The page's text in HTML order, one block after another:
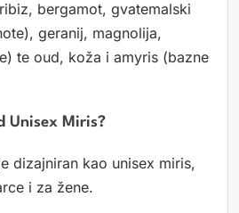
bergamot, gvatemalski
geranij, magnolija,
te oud, koža i amyris (bazne
Unisex Miris?
dizajniran kao unisex miris,
i za žene.